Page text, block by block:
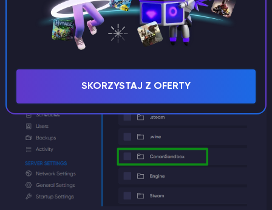
Menedżer plikówi podążaj ścieżką
/ConanSandbox/Saved
SKORZYSTAJ Z OFERTY